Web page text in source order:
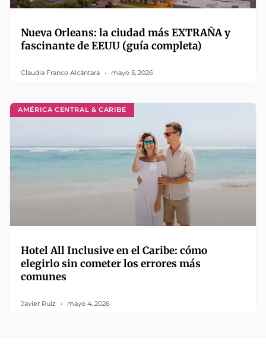
Nueva Orleans: la ciudad más EXTRAÑA y
fascinante de EEUU (guía completa)
Claudia Franco Alcántara mayo 5, 2026
AMÉRICA CENTRAL & CARIBE
Hotel All Inclusive en el Caribe: cómo
elegirlo sin cometer los errores más
comunes
Javier Ruiz mayo 4, 2026